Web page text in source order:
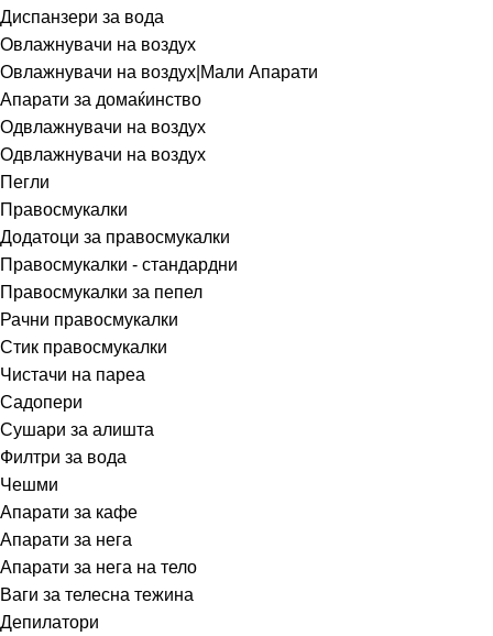
Диспанзери за вода
Овлажнувачи на воздух
Овлажнувачи на воздух|Мали Апарати
Апарати за домаќинство
Одвлажнувачи на воздух
Одвлажнувачи на воздух
Пегли
Правосмукалки
Додатоци за правосмукалки
Правосмукалки - стандардни
Правосмукалки за пепел
Рачни правосмукалки
Стик правосмукалки
Чистачи на пареа
Садопери
Сушари за алишта
Филтри за вода
Чешми
Апарати за кафе
Апарати за нега
Апарати за нега на тело
Ваги за телесна тежина
Депилатори